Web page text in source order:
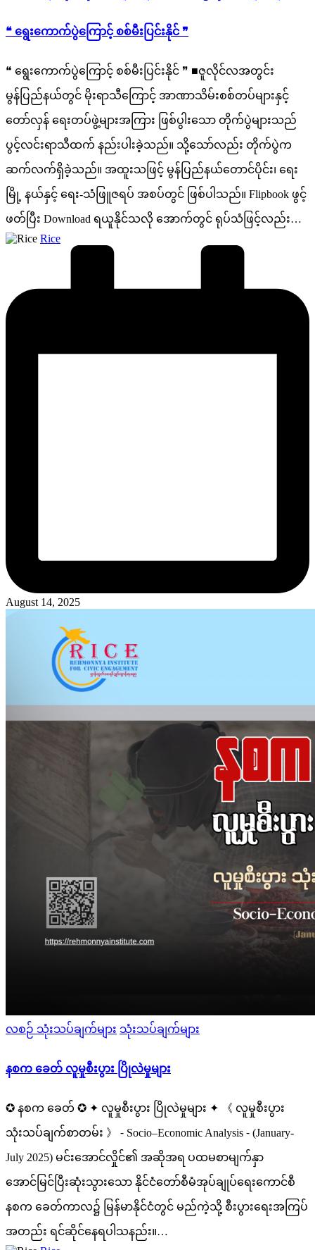
❝ ရွေးကောက်ပွဲကြောင့် စစ်မီးပြင်းနိုင် ❞
❝ ရွေးကောက်ပွဲကြောင့် စစ်မီးပြင်းနိုင် ❞ ■ဇူလိုင်လအတွင်း
မွန်ပြည်နယ်တွင် မိုးရာသီကြောင့် အာဏာသိမ်းစစ်တပ်များနှင့်
တော်လှန် ရေးတပ်ဖွဲ့များအကြား ဖြစ်ပွါးသော တိုက်ပွဲများသည်
ပွင့်လင်းရာသီထက် နည်းပါးခဲ့သည်။ သို့သော်လည်း တိုက်ပွဲက
ဆက်လက်ရှိခဲ့သည်။ အထူးသဖြင့် မွန်ပြည်နယ်တောင်ပိုင်း၊ ရေး
မြို့ နယ်နှင့် ရေး-သံဖြူဇရပ် အစပ်တွင် ဖြစ်ပါသည်။ Flipbook ဖွင့်
ဖတ်ပြီး ‌Download ရယူနိုင်သလို အောက်တွင် ရုပ်သံဖြင့်လည်း…
Posted Rice
August 14, 2025
Posted
in
လစဉ် သုံးသပ်ချက်များ သုံးသပ်ချက်များ
နစက ခေတ် လူမှုစီးပွား ပြိုလဲမှုများ
✪ နစက ခေတ် ✪ ✦ လူမှုစီးပွား ပြိုလဲမှုများ ✦ 《 လူမှုစီးပွား
သုံးသပ်ချက်စာတမ်း 》 ⁃ Socio–Economic Analysis ⁃ (January-
July 2025) မင်းအောင်လှိုင်၏ အဆိုအရ ပထမစာမျက်နှာ
အောင်မြင်ပြီးဆုံးသွားသော နိုင်ငံတော်စီမံအုပ်ချုပ်ရေးကောင်စီ
နစက ခေတ်ကာလ၌ မြန်မာနိုင်ငံတွင် မည်ကဲ့သို့ စီးပွားရေးအကြပ်
အတည်း ရင်ဆိုင်နေရပါသနည်း။…